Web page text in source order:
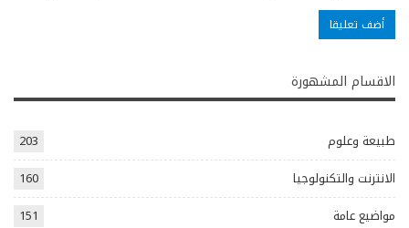
الاقسام المشهورة
طبيعة وعلوم
203
الانترنت والتكنولوجيا
160
مواضيع عامة
151